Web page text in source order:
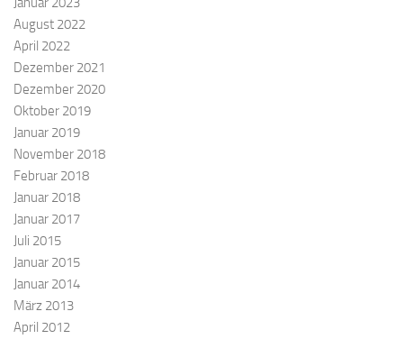
August 2022
April 2022
Dezember 2021
Dezember 2020
Oktober 2019
Januar 2019
November 2018
Februar 2018
Januar 2018
Januar 2017
Juli 2015
Januar 2015
Januar 2014
März 2013
April 2012